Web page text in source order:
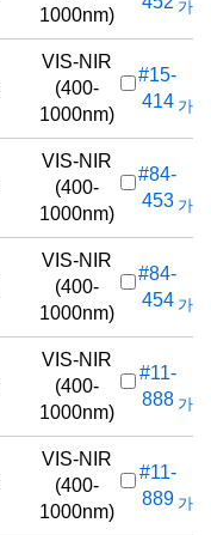
1000nm)
가
VIS-NIR
(400-
1000nm)
#15-
414 가
VIS-NIR
(400-
1000nm)
#84-
453 가
VIS-NIR
(400-
1000nm)
#84-
454 가
VIS-NIR
(400-
1000nm)
#11-
888 가
VIS-NIR
(400-
1000nm)
#11-
889 가